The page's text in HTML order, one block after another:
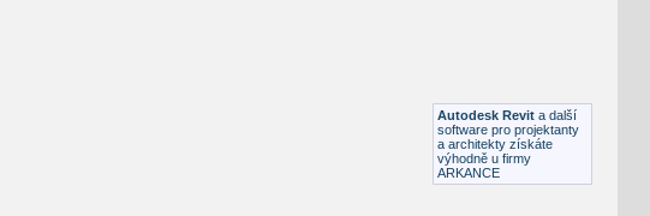
Autodesk Revit a další
software pro projektanty
a architekty získáte
výhodně u firmy
ARKANCE